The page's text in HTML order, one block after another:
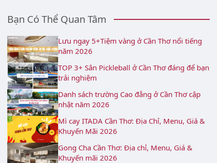
Bạn Có Thể Quan Tâm
Lưu ngay 5+Tiệm vàng ở Cần Thơ nổi tiếng
năm 2026
TOP 3+ Sân Pickleball ở Cần Thơ đáng để bạn
trải nghiệm
Danh sách trường Cao đẳng ở Cần Thơ cập
nhật năm 2026
Mì cay ITADA Cần Thơ: Địa Chỉ, Menu, Giá &
Khuyến Mãi 2026
Gong Cha Cần Thơ: Địa chỉ, Menu, Giá &
Khuyến mãi 2026